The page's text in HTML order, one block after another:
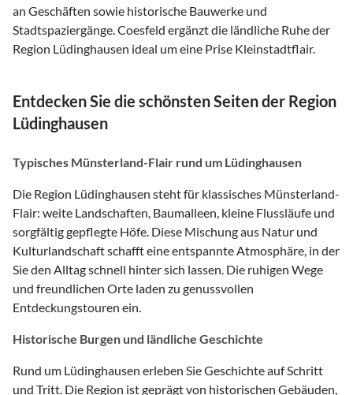
an Geschäften sowie historische Bauwerke und
Stadtspaziergänge. Coesfeld ergänzt die ländliche Ruhe der
Region Lüdinghausen ideal um eine Prise Kleinstadtflair.
Entdecken Sie die schönsten Seiten der Region
Lüdinghausen
Typisches Münsterland-Flair rund um Lüdinghausen
Die Region Lüdinghausen steht für klassisches Münsterland-
Flair: weite Landschaften, Baumalleen, kleine Flussläufe und
sorgfältig gepflegte Höfe. Diese Mischung aus Natur und
Kulturlandschaft schafft eine entspannte Atmosphäre, in der
Sie den Alltag schnell hinter sich lassen. Die ruhigen Wege
und freundlichen Orte laden zu genussvollen
Entdeckungstouren ein.
Historische Burgen und ländliche Geschichte
Rund um Lüdinghausen erleben Sie Geschichte auf Schritt
und Tritt. Die Region ist geprägt von historischen Gebäuden,